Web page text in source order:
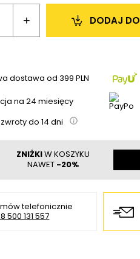
+
dostawa od399 PLN
na 24 miesięcy
do 14 dni
ZNIŻKIW KOSZYKU
NAWET -20%
telefonicznie
500 131 557